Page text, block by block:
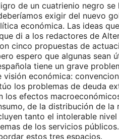
de un cuatrienio negro se
exigir del nuevo
económica. Las ideas
di a los redactores de
cinco propuestas de
espero que algunas sean
tiene un grave
económica:
los problemas de deuda
los efectos
de la distribución de la
tanto el intolerable nivel
de los servicios
estos tres espacios.